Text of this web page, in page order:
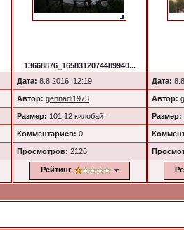
13668876_1658312074489940...
Дата: 8.8.2016, 12:19
Автор: gennadi1973
Размер: 101.12 килобайт
Комментариев: 0
Просмотров: 2126
Рейтинг
Дата:
Автор:
Размер: